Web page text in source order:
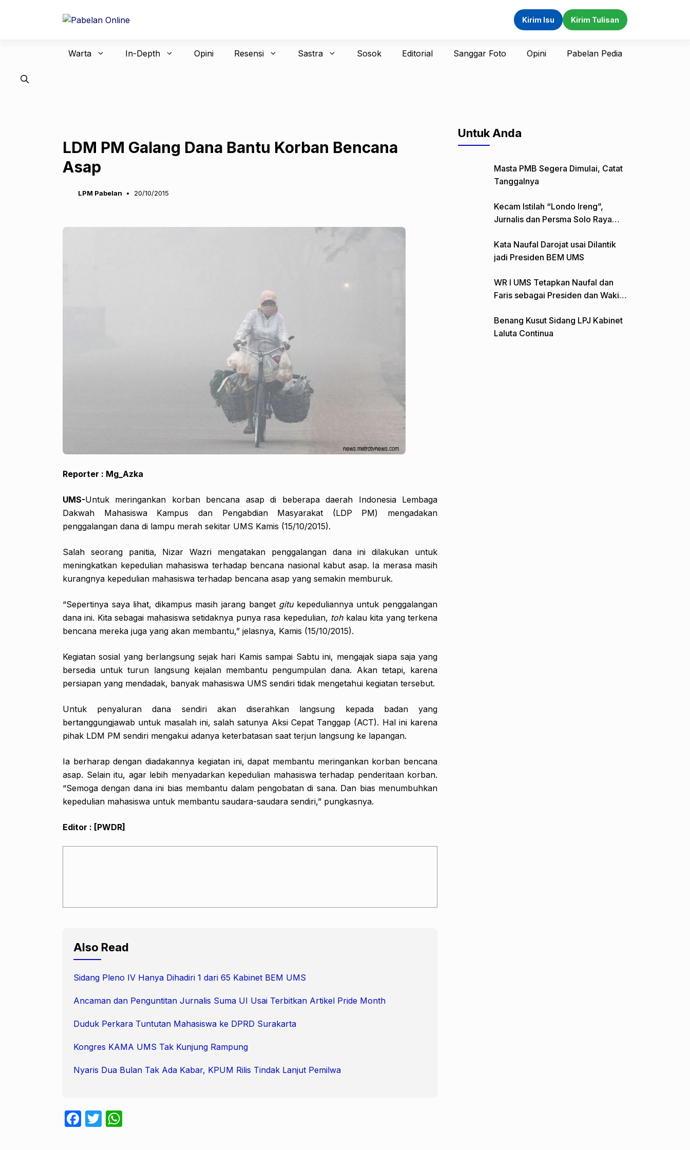
Kirim Isu Kirim Tulisan
Warta In-Depth Opini Resensi Sastra Sosok Editorial Sanggar Foto Opini Pabelan Pedia
LDM PM Galang Dana Bantu Korban Bencana
Asap
LPM Pabelan 20/10/2015
Reporter : Mg_Azka
UMS-Untuk meringankan korban bencana asap di beberapa daerah Indonesia Lembaga
Dakwah Mahasiswa Kampus dan Pengabdian Masyarakat (LDP PM) mengadakan
penggalangan dana di lampu merah sekitar UMS Kamis (15/10/2015).
Salah seorang panitia, Nizar Wazri mengatakan penggalangan dana ini dilakukan untuk
meningkatkan kepedulian mahasiswa terhadap bencana nasional kabut asap. Ia merasa masih
kurangnya kepedulian mahasiswa terhadap bencana asap yang semakin memburuk.
“Sepertinya saya lihat, dikampus masih jarang banget gitukepeduliannya untuk penggalangan
dana ini. Kita sebagai mahasiswa setidaknya punya rasa kepedulian, tohkalau kita yang terkena
bencana mereka juga yang akan membantu,” jelasnya, Kamis (15/10/2015).
Kegiatan sosial yang berlangsung sejak hari Kamis sampai Sabtu ini, mengajak siapa saja yang
bersedia untuk turun langsung kejalan membantu pengumpulan dana. Akan tetapi, karena
persiapan yang mendadak, banyak mahasiswa UMS sendiri tidak mengetahui kegiatan tersebut.
Untuk penyaluran dana sendiri akan diserahkan langsung kepada badan yang
bertanggungjawab untuk masalah ini, salah satunya Aksi Cepat Tanggap (ACT). Hal ini karena
pihak LDM PM sendiri mengakui adanya keterbatasan saat terjun langsung ke lapangan.
Ia berharap dengan diadakannya kegiatan ini, dapat membantu meringankan korban bencana
asap. Selain itu, agar lebih menyadarkan kepedulian mahasiswa terhadap penderitaan korban.
“Semoga dengan dana ini bias membantu dalam pengobatan di sana. Dan bias menumbuhkan
kepedulian mahasiswa untuk membantu saudara-saudara sendiri,” pungkasnya.
Editor : [PWDR]
Also Read
Sidang Pleno IV Hanya Dihadiri 1 dari 65 Kabinet BEM UMS
Ancaman dan Penguntitan Jurnalis Suma UI Usai Terbitkan Artikel Pride Month
Duduk Perkara Tuntutan Mahasiswa ke DPRD Surakarta
Kongres KAMA UMS Tak Kunjung Rampung
Nyaris Dua Bulan Tak Ada Kabar, KPUM Rilis Tindak Lanjut Pemilwa
F
T
Untuk Anda
Masta PMB Segera Dimulai, Catat
Tanggalnya
Kecam Istilah “Londo Ireng”,
Jurnalis dan Persma Solo Raya
Kata Naufal Darojat usai Dilantik
jadi Presiden BEM UMS
WR I UMS Tetapkan Naufal dan
Faris sebagai Presiden dan Wakil
Benang Kusut Sidang LPJ Kabinet
Laluta Continua